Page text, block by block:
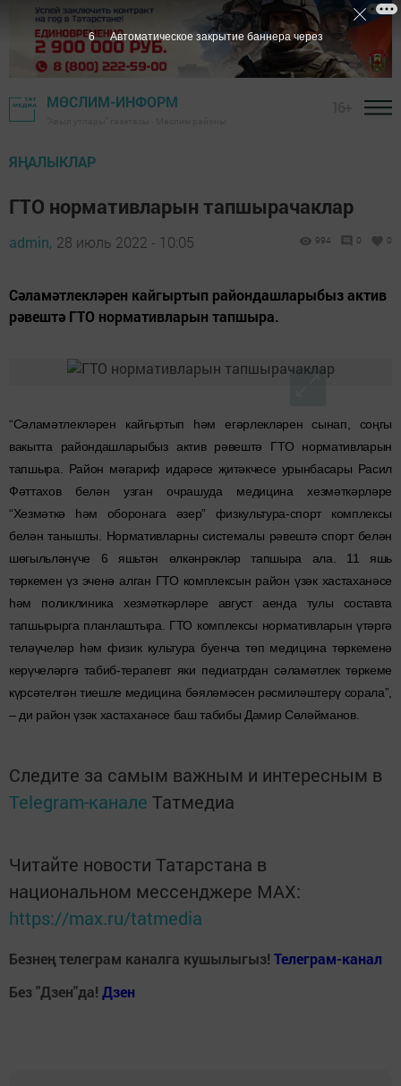
МӨСЛИМ-ИНФОРМ
ЯҢАЛЫКЛАР
ГТО нормативларын тапшырачаклар
admin, 28 июль 2022 - 10:05 994 0 0
Сәламәтлекләрен кайгыртып райондашларыбыз актив
рәвештә ГТО нормативларын тапшыра.
“Сәламәтлекләрен кайгыртып һәм егәрлекләрен сынап, соңгы
вакытта райондашларыбыз актив рәвештә ГТО нормативларын
тапшыра. Район мәгариф идарәсе җитәкчесе урынбасары Расил
Фәттахов белән узган очрашуда медицина хезмәткәрләре
“Хезмәткә һәм оборонага әзер” физкультура-спорт комплексы
белән танышты. Нормативларны системалы рәвештә спорт белән
шөгыльләнүче 6 яшьтән өлкәнрәкләр тапшыра ала. 11 яшь
төркемен үз эченә алган ГТО комплексын район үзәк хастаханәсе
һәм поликлиника хезмәткәрләре август аенда тулы составта
тапшырырга планлаштыра. ГТО комплексы нормативларын үтәргә
теләүчеләр һәм физик культура буенча төп медицина төркеменә
керүчеләргә табиб-терапевт яки педиатрдан сәламәтлек төркеме
күрсәтелгән тиешле медицина бәяләмәсен рәсмиләштерү сорала”,
– ди район үзәк хастаханәсе баш табибы Дамир Сөләйманов.
Следите за самым важным и интересным в
Telegram-канале Татмедиа
Читайте новости Татарстана в
национальном мессенджере MАХ:
https://max.ru/tatmedia
Безнең телеграм каналга кушылыгыз! Телеграм-канал
Без "Дзен"да! Дзен
5 Автоматическое закрытие баннера через